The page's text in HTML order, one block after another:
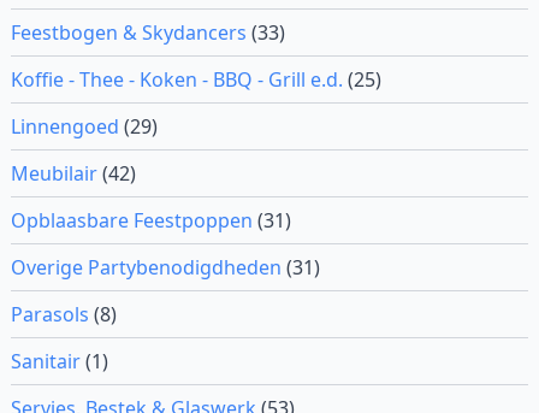
Feestbogen & Skydancers (33)
Koffie - Thee - Koken - BBQ - Grill e.d. (25)
Linnengoed (29)
Meubilair(42)
Opblaasbare Feestpoppen (31)
Overige Partybenodigdheden (31)
Parasols (8)
Sanitair(1)